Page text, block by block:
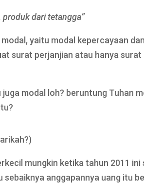
produk dari tetangga”
yaitu modal kepercayaan
surat perjanjian atau hanya
modal loh? beruntung Tuhan
mungkin ketika tahun 2011
sebaiknya anggapannya uang itu